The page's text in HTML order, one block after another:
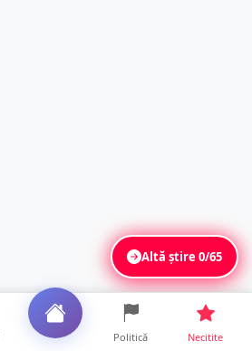
Altă știre0/65
Politică Necitite